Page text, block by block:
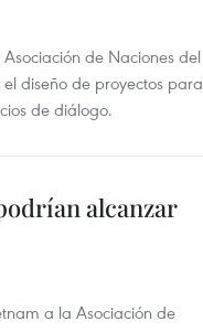
de Naciones del
diseño de proyectos para
de diálogo.
alcanzar
a la Asociación de